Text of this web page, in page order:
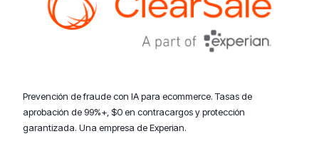
Prevención de fraude con IA para ecommerce. Tasas de
aprobación de 99%+, $0 en contracargos y protección
garantizada. Una empresa de Experian.